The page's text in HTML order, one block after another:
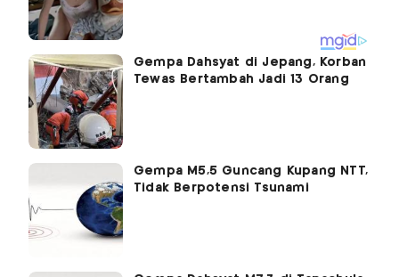
Gempa Dahsyat di Jepang, Korban
Tewas Bertambah Jadi 13 Orang
Gempa M5,5 Guncang Kupang NTT,
Tidak Berpotensi Tsunami